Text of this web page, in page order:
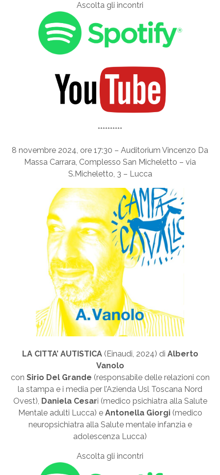
Ascolta gli incontri
**********
8 novembre 2024, ore 17:30 – Auditorium Vincenzo Da
Massa Carrara, Complesso San Micheletto – via
S.Micheletto, 3 – Lucca
LA CITTA’ AUTISTICA(Einaudi, 2024) di Alberto
Vanolo
con Sirio Del Grande (responsabile delle relazioni con
la stampa e i media per l’Azienda Usl Toscana Nord
Ovest), Daniela Cesari (medico psichiatra alla Salute
Mentale adulti Lucca) e Antonella Giorgi (medico
neuropsichiatra alla Salute mentale infanzia e
adolescenza Lucca)
Ascolta gli incontri